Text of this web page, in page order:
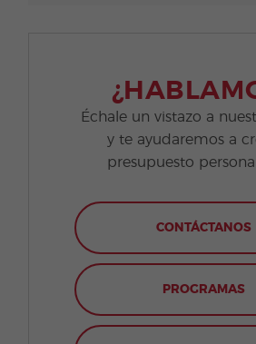
Échale un vistazo a
y te ayudaremos a
presupuesto
CONTÁCTANOS
PROGRAMAS